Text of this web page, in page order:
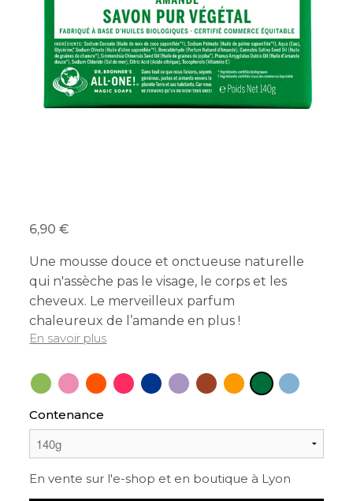
6,90
Une mousse douce et onctueuse naturelle
qui n'assèche pas le visage, le corps et les
cheveux. Le merveilleux parfum
chaleureux de l’amande en plus !
En savoir plus
Contenance
En vente sur l'e-shop et en boutique à Lyon